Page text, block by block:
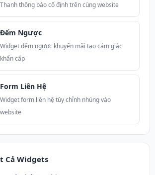
Thanh thông báo cố định trên cùng website
Đếm Ngược
Widget đếm ngược khuyến mãi tạo cảm giác
khẩn cấp
Form Liên Hệ
Widget form liên hệ tùy chỉnh nhúng vào
website
Cả Widgets